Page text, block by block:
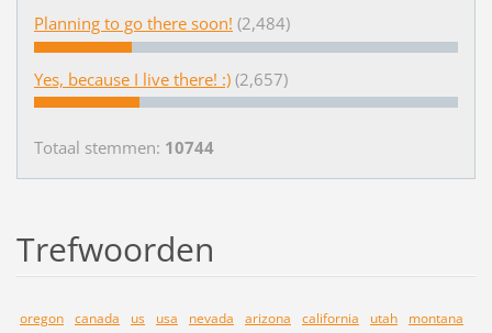
Planning to go there soon! (2,484)
Yes, because I live there! :) (2,657)
Totaal stemmen: 10744
Trefwoorden
oregon canada us usa nevada arizona california utah
montana